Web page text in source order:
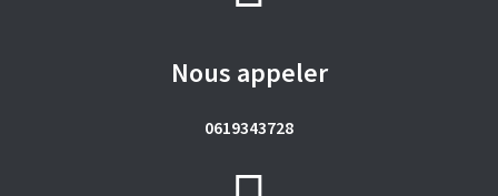
Nous appeler
0619343728